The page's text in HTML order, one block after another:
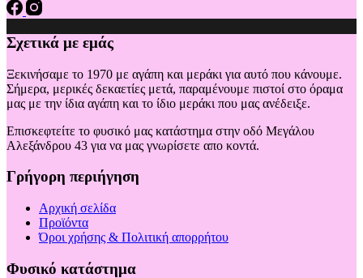
Σχετικά με εμάς
Ξεκινήσαμε το 1970 με αγάπη και μεράκι για αυτό που κάνουμε.
Σήμερα, μερικές δεκαετίες μετά, παραμένουμε πιστοί στο όραμα
μας με την ίδια αγάπη και το ίδιο μεράκι που μας ανέδειξε.
Επισκεφτείτε το φυσικό μας κατάστημα στην οδό Μεγάλου
Αλεξάνδρου 43 για να μας γνωρίσετε απο κοντά.
Γρήγορη περιήγηση
Αρχική σελίδα
Προϊόντα
Όροι χρήσης & Πολιτική απορρήτου
Φυσικό κατάστημα